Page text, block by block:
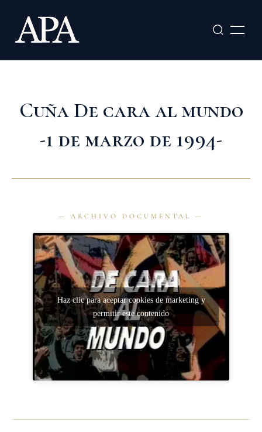
contenido
Cuña De cara al mundo
-1 de marzo de 1994-
Haz clic para aceptar cookies de marketing y
permitir este contenido